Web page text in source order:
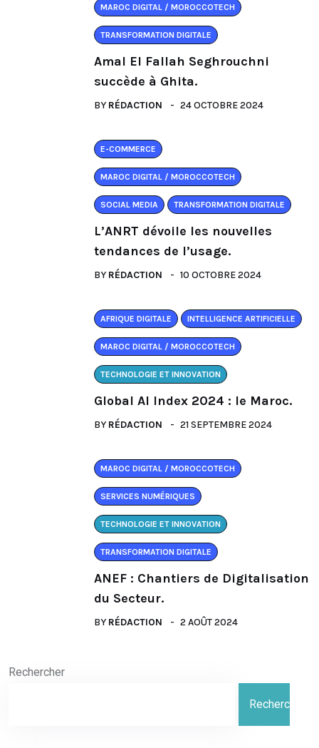
MAROC DIGITAL / MOROCCOTECH
TRANSFORMATION DIGITALE
Amal El Fallah Seghrouchni
succède à Ghita.
BY RÉDACTION 24 OCTOBRE 2024
E-COMMERCE
MAROC DIGITAL / MOROCCOTECH
SOCIAL MEDIA TRANSFORMATION DIGITALE
L’ANRT dévoile les nouvelles
tendances de l’usage.
BY RÉDACTION 10 OCTOBRE 2024
AFRIQUE DIGITALE INTELLIGENCE ARTIFICIELLE
MAROC DIGITAL / MOROCCOTECH
TECHNOLOGIE ET INNOVATION
Global AI Index 2024 : le Maroc.
BY RÉDACTION 21 SEPTEMBRE 2024
MAROC DIGITAL / MOROCCOTECH
SERVICES NUMÉRIQUES
TECHNOLOGIE ET INNOVATION
TRANSFORMATION DIGITALE
ANEF : Chantiers de Digitalisation
du Secteur.
BY RÉDACTION 2 AOÛT 2024
Rechercher
Rechercher